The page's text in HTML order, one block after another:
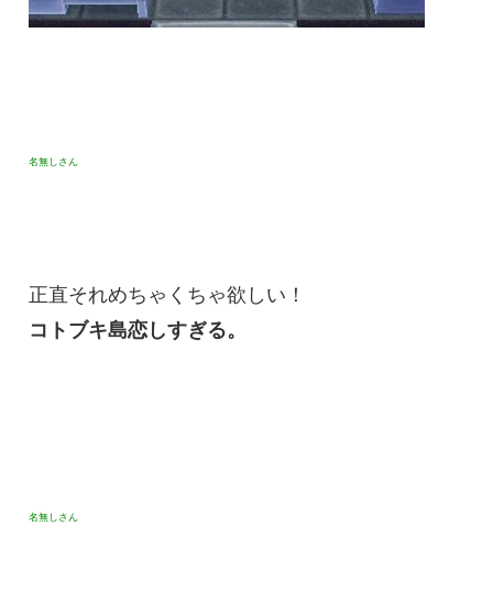
名無しさん
正直それめちゃくちゃ欲しい！
コトブキ島恋しすぎる。
名無しさん